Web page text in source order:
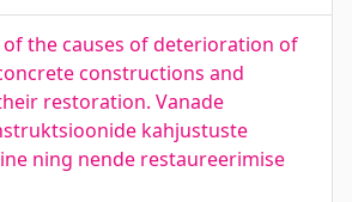
the causes of deterioration of
constructions and
restoration. Vanade
kahjustuste
ning nende restaureerimise